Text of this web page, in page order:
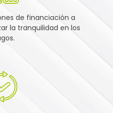
de financiación a
la tranquilidad en los